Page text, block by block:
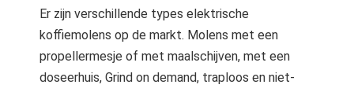
Er zijn verschillende types elektrische
koffiemolens op de markt. Molens met een
propellermesje of met maalschijven, met een
doseerhuis, Grind on demand, traploos en niet-